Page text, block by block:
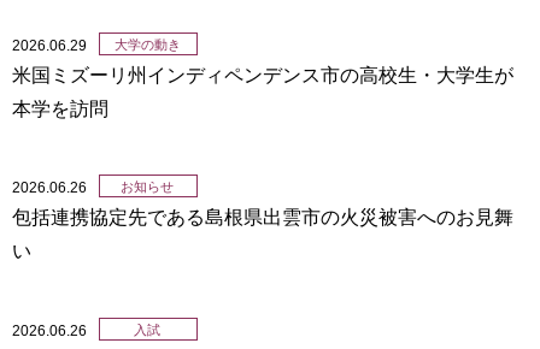
2026.06.29 大学の動き
米国ミズーリ州インディペンデンス市の高校生・大学生が
本学を訪問
2026.06.26 お知らせ
包括連携協定先である島根県出雲市の火災被害へのお見舞
い
2026.06.26 入試